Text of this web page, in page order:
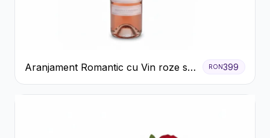
Aranjament Romantic cu Vin roze si
Flori pastel
RON399